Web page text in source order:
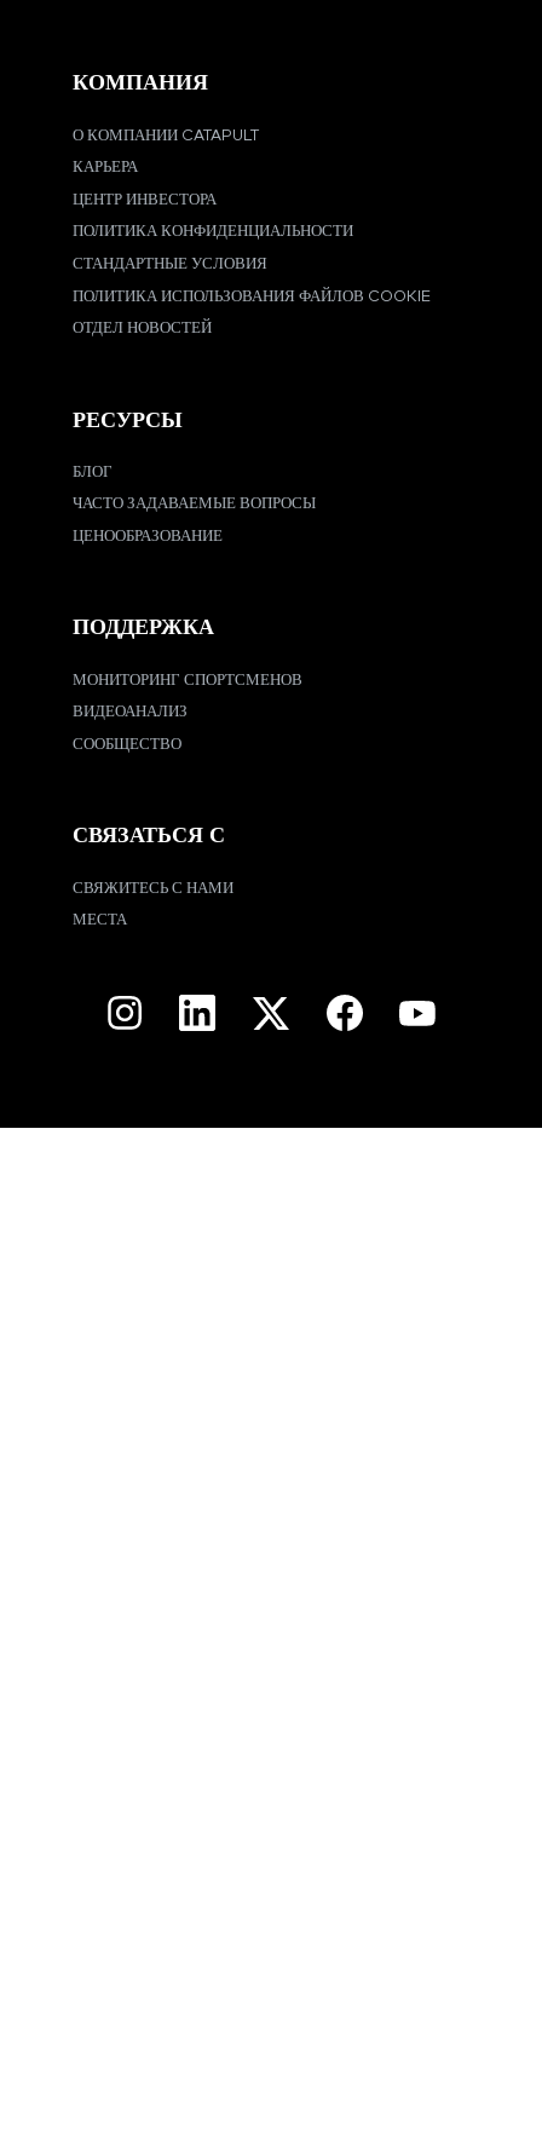
КОМПАНИЯ
О КОМПАНИИ CATAPULT
КАРЬЕРА
ЦЕНТР ИНВЕСТОРА
ПОЛИТИКА КОНФИДЕНЦИАЛЬНОСТИ
СТАНДАРТНЫЕ УСЛОВИЯ
ПОЛИТИКА ИСПОЛЬЗОВАНИЯ ФАЙЛОВ COOKIE
ОТДЕЛ НОВОСТЕЙ
РЕСУРСЫ
БЛОГ
ЧАСТО ЗАДАВАЕМЫЕ ВОПРОСЫ
ЦЕНООБРАЗОВАНИЕ
ПОДДЕРЖКА
МОНИТОРИНГ СПОРТСМЕНОВ
ВИДЕОАНАЛИЗ
СООБЩЕСТВО
СВЯЗАТЬСЯ С
СВЯЖИТЕСЬ С НАМИ
МЕСТА